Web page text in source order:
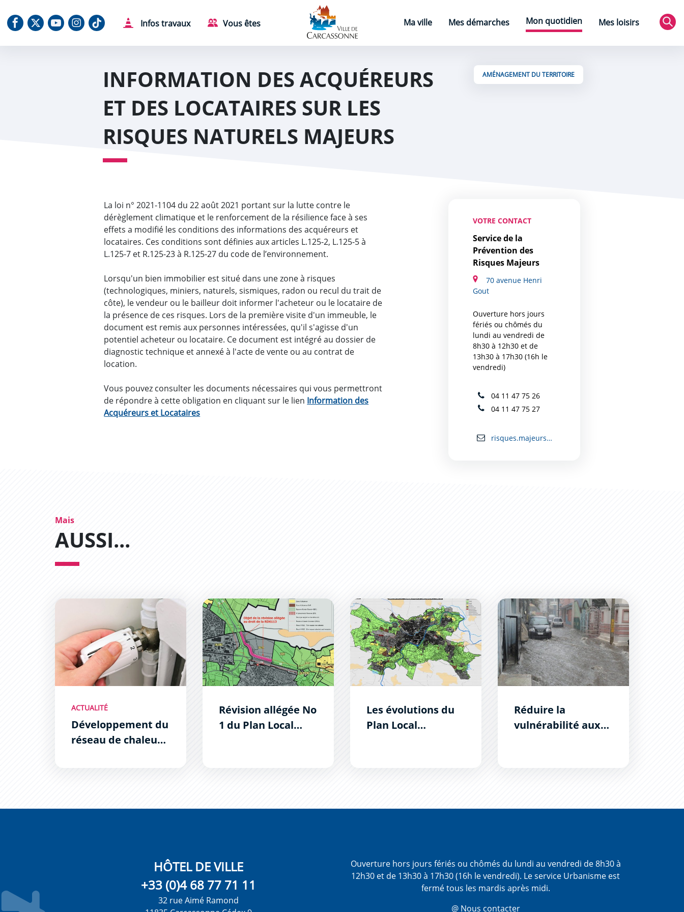
Notre Facebook
Notre X (Twitter)
Notre chaine Youtube
Notre Instagram
Notre TiktokInfos travaux Vous êtes
Page d'accueil
Ma ville
Mes démarches Mon quotidien
Mes loisirs
INFORMATION DES ACQUÉREURS
ET DES LOCATAIRES SUR LES
RISQUES NATURELS MAJEURS
AMÉNAGEMENT DU TERRITOIRE
La loi n° 2021-1104 du 22 août 2021 portant sur la lutte contre le
dérèglement climatique et le renforcement de la résilience face à ses
effets a modifié les conditions des informations des acquéreurs et
locataires. Ces conditions sont définies aux articles L.125-2, L.125-5 à
L.125-7 et R.125-23 à R.125-27 du code de l’environnement.
Lorsqu'un bien immobilier est situé dans une zone à risques
(technologiques, miniers, naturels, sismiques, radon ou recul du trait de
côte), le vendeur ou le bailleur doit informer l'acheteur ou le locataire de
la présence de ces risques. Lors de la première visite d'un immeuble, le
document est remis aux personnes intéressées, qu'il s'agisse d'un
potentiel acheteur ou locataire. Ce document est intégré au dossier de
diagnostic technique et annexé à l'acte de vente ou au contrat de
location.
Vous pouvez consulter les documents nécessaires qui vous permettront
de répondre à cette obligation en cliquant sur le lien Information des
Acquéreurs et Locataires
VOTRE CONTACT
Service de la
Prévention des
Risques Majeurs
70 avenue Henri
Gout
Ouverture hors jours
fériés ou chômés du
lundi au vendredi de
8h30 à 12h30 et de
13h30 à 17h30 (16h le
vendredi)
04 11 47 75 26
04 11 47 75 27
risques.majeurs@mairie-carcassonne.fr
Mais
AUSSI...
Développement du réseau de chaleur en Bastide
ACTUALITÉ
Développement du
réseau de chaleur
Révision allégée No 1 du Plan Local d&#039;Urbanisme
Révision allégée No
1 du Plan Local
Les évolutions du Plan Local d&#039;Urbanisme
Les évolutions du
Plan Local
Réduire la vulnérabilité aux inondations
Réduire la
vulnérabilité aux
HÔTEL DE VILLE
+33 (0)4 68 77 71 11
32 rue Aimé Ramond
Ouverture hors jours fériés ou chômés du lundi au vendredi de 8h30 à
12h30 et de 13h30 à 17h30 (16h le vendredi). Le service Urbanisme est
fermé tous les mardis après midi.
@ Nous contacter